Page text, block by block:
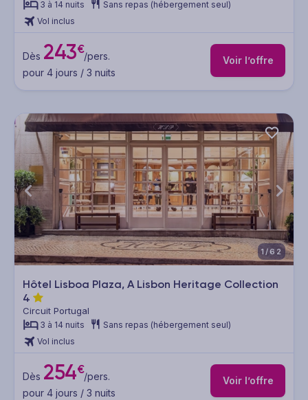
3 à 14 nuits
Sans repas (hébergement seul)
Vol inclus
Dès 243€/pers.
pour 4 jours / 3 nuits
Voir l’offre
1/62
Hôtel Lisboa Plaza, A Lisbon Heritage Collection
4
Circuit Portugal
3 à 14 nuits
Sans repas (hébergement seul)
Vol inclus
Dès 254€/pers.
pour 4 jours / 3 nuits
Voir l’offre